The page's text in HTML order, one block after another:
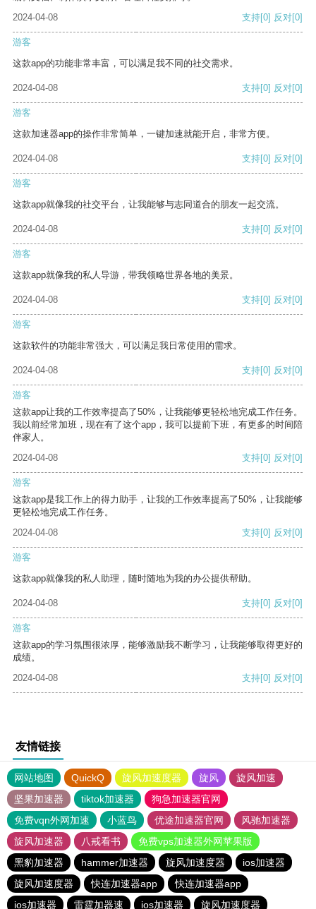
2024-04-08
支持[0] 反对[0]
游客
这款app的功能非常丰富，可以满足我不同的社交需求。
2024-04-08 支持[0] 反对[0]
游客
这款加速器app的操作非常简单，一键加速就能开启，非常方便。
2024-04-08 支持[0] 反对[0]
游客
这款app就像我的社交平台，让我能够与志同道合的朋友一起交流。
2024-04-08 支持[0] 反对[0]
游客
这款app就像我的私人导游，带我领略世界各地的美景。
2024-04-08 支持[0] 反对[0]
游客
这款软件的功能非常强大，可以满足我日常使用的需求。
2024-04-08 支持[0] 反对[0]
游客
这款app让我的工作效率提高了50%，让我能够更轻松地完成工作任务。
我以前经常加班，现在有了这个app，我可以提前下班，有更多的时间陪
伴家人。
2024-04-08
支持[0] 反对[0]
游客
这款app是我工作上的得力助手，让我的工作效率提高了50%，让我能够
更轻松地完成工作任务。
2024-04-08
支持[0] 反对[0]
游客
这款app就像我的私人助理，随时随地为我的办公提供帮助。
2024-04-08 支持[0] 反对[0]
游客
这款app的学习氛围很浓厚，能够激励我不断学习，让我能够取得更好的
成绩。
2024-04-08
支持[0] 反对[0]
友情链接
网站地图 QuickQ 旋风加速度器 旋风
旋风加速
坚果加速器
tiktok加速器
狗急加速器官网
免费vqn外网加速
小蓝鸟 优途加速器官网
风驰加速器
旋风加速器
八戒看书
免费vps加速器外网苹果版
黑豹加速器
hammer加速器 旋风加速度器
ios加速器
旋风加速度器
快连加速器app
快连加速器app
ios加速器
雷霆加器速 ios加速器 旋风加速度器